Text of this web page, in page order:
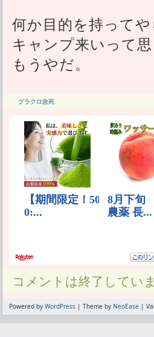
何か目的を持って
キャンプ来いって
もうやだ。
グラクロ急死
コメントは終了していま
Powered by WordPress | Theme by NeoEase |